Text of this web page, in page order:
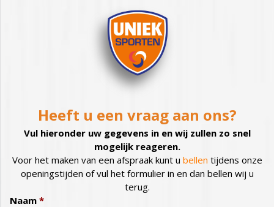
Heeft u een vraag aan ons?
Vul hieronder uw gegevens in en wij zullen zo snel
mogelijk reageren.
Voor het maken van een afspraak kunt u bellen tijdens onze
openingstijden of vul het formulier in en dan bellen wij u
terug.
Naam *